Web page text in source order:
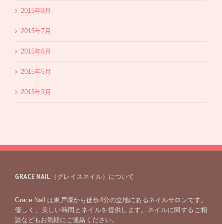
2015年8月
2015年7月
2015年6月
2015年5月
2015年3月
GRACE NAIL（グレイスネイル）について
Grace Nail は東戸塚から徒歩4分の立地にあるネイルサロンです。
優しく、美しい時間とネイルを提供します。ネイルに関するご相
談などもお気軽にご連絡ください。